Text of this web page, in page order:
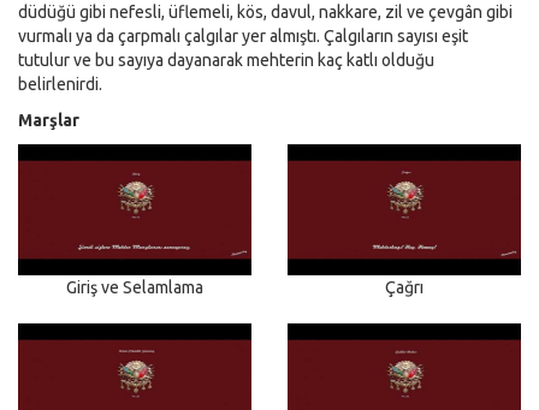
düdüğü gibi nefesli, üflemeli, kös, davul, nakkare, zil ve çevgân gibi
vurmalı ya da çarpmalı çalgılar yer almıştı. Çalgıların sayısı eşit
tutulur ve bu sayıya dayanarak mehterin kaç katlı olduğu
belirlenirdi.
Marşlar
Giriş ve Selamlama Çağrı